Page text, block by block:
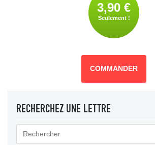
3,90 €
Seulement !
COMMANDER
RECHERCHEZ UNE LETTRE